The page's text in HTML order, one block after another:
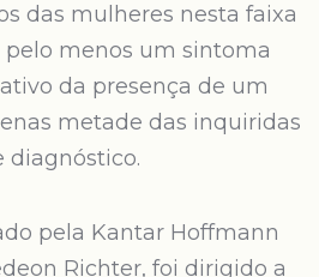
das mulheres nesta faixa
menos um sintoma
da presença de um
metade das inquiridas
diagnóstico.
pela Kantar Hoffmann
Richter, foi dirigido a